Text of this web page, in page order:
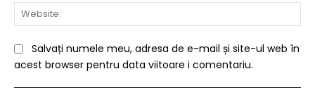
Salvați numele meu, adresa de e-mail și site-ul web în
acest browser pentru data viitoare i comentariu.